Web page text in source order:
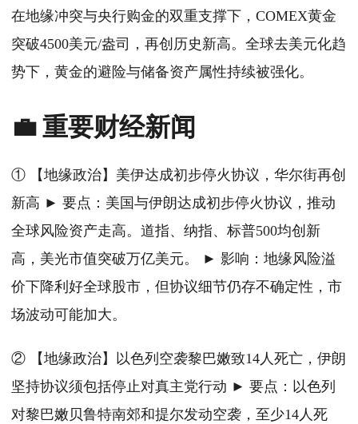
在地缘冲突与央行购金的双重支撑下，COMEX黄金
突破4500美元/盎司，再创历史新高。全球去美元化趋
势下，黄金的避险与储备资产属性持续被强化。
💼 重要财经新闻
① 【地缘政治】美伊达成初步停火协议，华尔街再创
新高 ► 要点：美国与伊朗达成初步停火协议，推动
全球风险资产走高。道指、纳指、标普500均创新
高，美光市值突破万亿美元。 ► 影响：地缘风险溢
价下降利好全球股市，但协议细节仍存不确定性，市
场波动可能加大。
② 【地缘政治】以色列空袭黎巴嫩致14人死亡，伊朗
坚持协议须包括停止对真主党行动 ► 要点：以色列
对黎巴嫩贝鲁特南郊和提尔发动空袭，至少14人死